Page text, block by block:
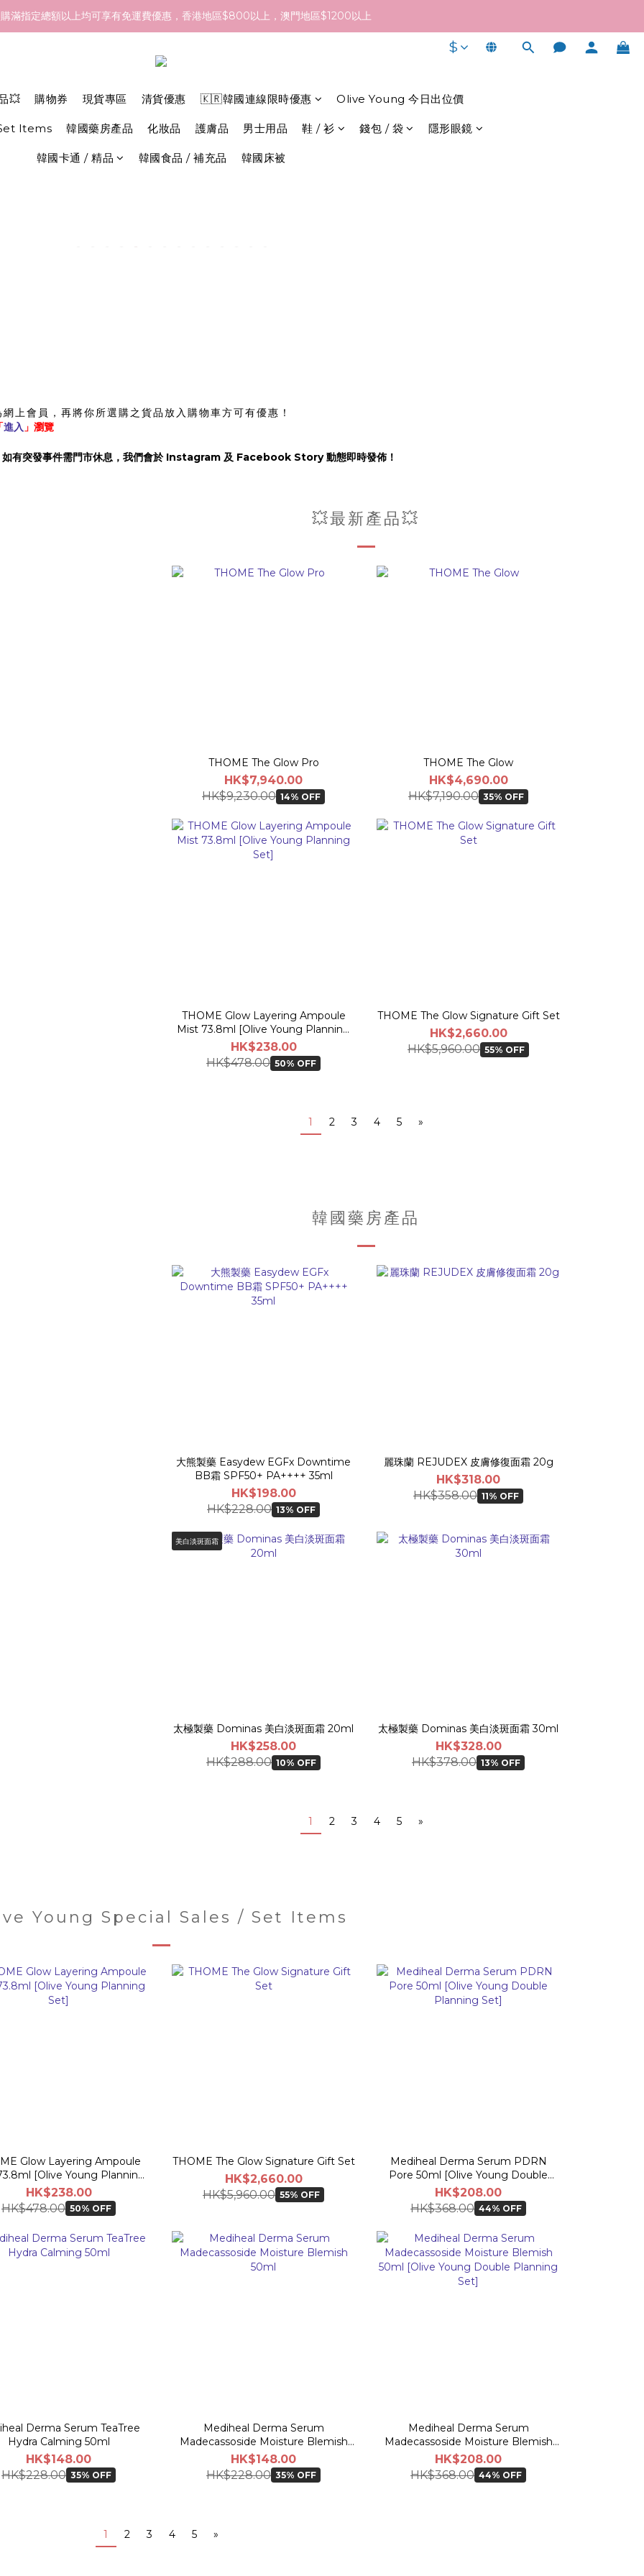
Aug 期間訂貨，預計於 26/Aug 到港，最終亦要視乎各品牌最終發貨日子及出貨速度而定。
滿指定總額以上均可享有免運費優惠，香港地區$800以上，澳門地區$1200以上
$
💥 購物券 現貨專區 清貨優惠 🇰🇷韓國連線限時優惠 Olive Young 今日出位價
Items 韓國藥房產品 化妝品 護膚品 男士用品 鞋 / 衫 錢包 / 袋 隱形眼鏡
韓國卡通 / 精品 韓國食品 / 補充品 韓國床被
上會員，再將你所選購之貨品放入購物車方可有優惠！
進入 」瀏覽
突發事件需門市休息，我們會於 Instagram 及 Facebook Story 動態即時發佈！
💥最新產品💥
THOME The Glow Pro
HK$7,940.00
HK$9,230.00 14% OFF
THOME The Glow
HK$4,690.00
HK$7,190.00 35% OFF
THOME Glow Layering Ampoule
Mist 73.8ml [Olive Young Planning
Set]
HK$238.00
HK$478.00 50% OFF
THOME The Glow Signature Gift Set
HK$2,660.00
HK$5,960.00 55% OFF
1 2 3 4 5 »
韓國藥房產品
大熊製藥 Easydew EGFx Downtime
BB霜 SPF50+ PA++++ 35ml
HK$198.00
HK$228.00 13% OFF
麗珠蘭 REJUDEX 皮膚修復面霜 20g
HK$318.00
HK$358.00 11% OFF
美白淡斑面霜
太極製藥 Dominas 美白淡斑面霜 20ml
HK$258.00
HK$288.00 10% OFF
太極製藥 Dominas 美白淡斑面霜 30ml
HK$328.00
HK$378.00 13% OFF
1 2 3 4 5 »
Young Special Sales / Set Items
Glow Layering Ampoule
[Olive Young Planning
Set]
HK$238.00
HK$478.00 50% OFF
THOME The Glow Signature Gift Set
HK$2,660.00
HK$5,960.00 55% OFF
Mediheal Derma Serum PDRN
Pore 50ml [Olive Young Double
Planning Set]
HK$208.00
HK$368.00 44% OFF
Derma Serum TeaTree
Hydra Calming 50ml
HK$148.00
HK$228.00 35% OFF
Mediheal Derma Serum
Madecassoside Moisture Blemish
50ml
HK$148.00
HK$228.00 35% OFF
Mediheal Derma Serum
Madecassoside Moisture Blemish
50ml [Olive Young Double Planning
Set]
HK$208.00
HK$368.00 44% OFF
1 2 3 4 5 »